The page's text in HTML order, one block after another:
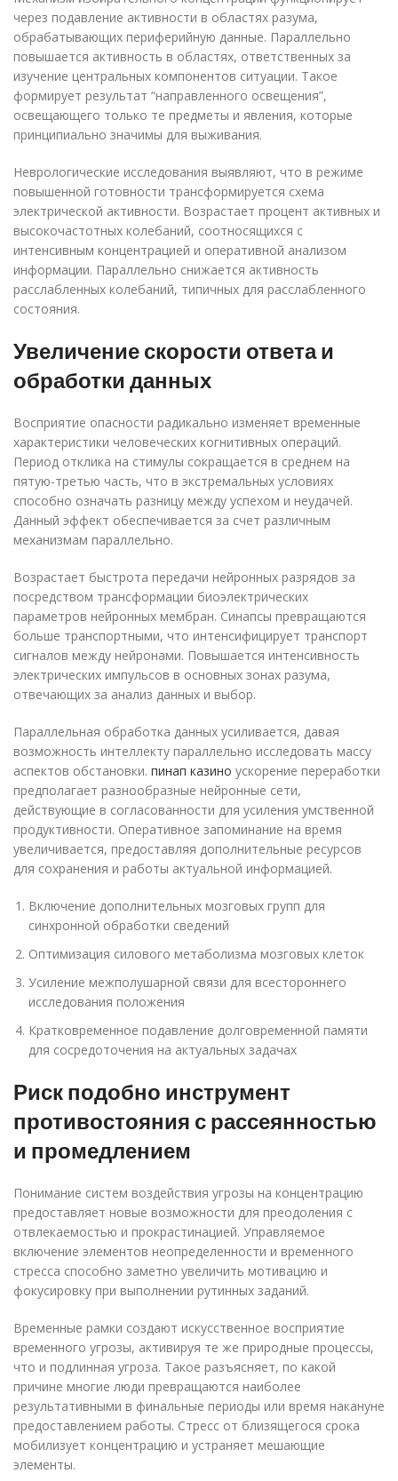
через подавление активности в областях разума,
обрабатывающих периферийную данные. Параллельно
повышается активность в областях, ответственных за
изучение центральных компонентов ситуации. Такое
формирует результат “направленного освещения”,
освещающего только те предметы и явления, которые
принципиально значимы для выживания.
Неврологические исследования выявляют, что в режиме
повышенной готовности трансформируется схема
электрической активности. Возрастает процент активных и
высокочастотных колебаний, соотносящихся с
интенсивным концентрацией и оперативной анализом
информации. Параллельно снижается активность
расслабленных колебаний, типичных для расслабленного
состояния.
Увеличение скорости ответа и
обработки данных
Восприятие опасности радикально изменяет временные
характеристики человеческих когнитивных операций.
Период отклика на стимулы сокращается в среднем на
пятую-третью часть, что в экстремальных условиях
способно означать разницу между успехом и неудачей.
Данный эффект обеспечивается за счет различным
механизмам параллельно.
Возрастает быстрота передачи нейронных разрядов за
посредством трансформации биоэлектрических
параметров нейронных мембран. Синапсы превращаются
больше транспортными, что интенсифицирует транспорт
сигналов между нейронами. Повышается интенсивность
электрических импульсов в основных зонах разума,
отвечающих за анализ данных и выбор.
Параллельная обработка данных усиливается, давая
возможность интеллекту параллельно исследовать массу
аспектов обстановки. пинап казино ускорение переработки
предполагает разнообразные нейронные сети,
действующие в согласованности для усиления умственной
продуктивности. Оперативное запоминание на время
увеличивается, предоставляя дополнительные ресурсов
для сохранения и работы актуальной информацией.
Включение дополнительных мозговых групп для
синхронной обработки сведений
Оптимизация силового метаболизма мозговых клеток
Усиление межполушарной связи для всестороннего
исследования положения
Кратковременное подавление долговременной памяти
для сосредоточения на актуальных задачах
Риск подобно инструмент
противостояния с рассеянностью
и промедлением
Понимание систем воздействия угрозы на концентрацию
предоставляет новые возможности для преодоления с
отвлекаемостью и прокрастинацией. Управляемое
включение элементов неопределенности и временного
стресса способно заметно увеличить мотивацию и
фокусировку при выполнении рутинных заданий.
Временные рамки создают искусственное восприятие
временного угрозы, активируя те же природные процессы,
что и подлинная угроза. Такое разъясняет, по какой
причине многие люди превращаются наиболее
результативными в финальные периоды или время накануне
предоставлением работы. Стресс от близящегося срока
мобилизует концентрацию и устраняет мешающие
элементы.